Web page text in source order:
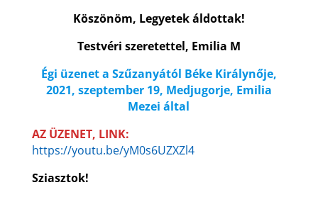
Köszönöm, Legyetek áldottak!
Testvéri szeretettel, Emilia M
Égi üzenet a Szűzanyától Béke Királynője,
2021, szeptember 19, Medjugorje, Emilia
Mezei által
AZ ÜZENET, LINK:
https://youtu.be/yM0s6UZXZl4
Sziasztok!